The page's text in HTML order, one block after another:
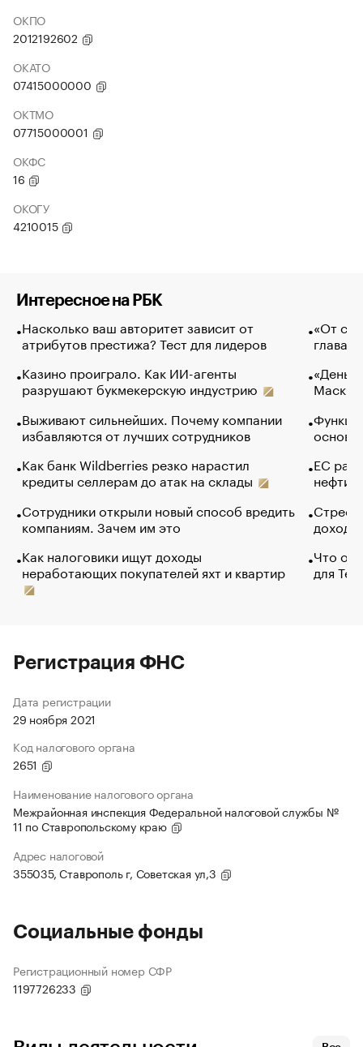
ОКПО
2012192602
ОКАТО
07415000000
ОКТМО
07715000001
ОКФС
16
ОКОГУ
4210015
Интересное на РБК
Насколько ваш авторитет зависит от
атрибутов престижа? Тест для лидеров
Казино проиграло. Как ИИ-агенты
разрушают букмекерскую индустрию
Выживают сильнейших. Почему компании
избавляются от лучших сотрудников
Как банк Wildberries резко нарастил
кредиты селлерам до атак на склады
Сотрудники открыли новый способ вредить
компаниям. Зачем им это
Как налоговики ищут доходы
неработающих покупателей яхт и квартир
«От
глава
Маск в
основ
ЕС
нефти
Что
для
Регистрация ФНС
Дата регистрации
29 ноября 2021
Код налогового органа
2651
Наименование налогового органа
Межрайонная инспекция Федеральной налоговой службы №
11 по Ставропольскому краю
Адрес налоговой
355035, Ставрополь г, Советская ул,3
Социальные фонды
Регистрационный номер СФР
1197726233